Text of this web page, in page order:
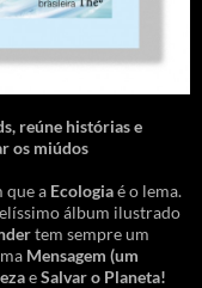
reúne histórias e
os miúdos
que a Ecologiaé o lema.
álbum ilustrado
tem sempre um
Mensagem (um
eSalvar o Planeta!